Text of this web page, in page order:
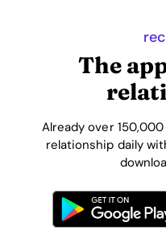
The
Already over
relationship daily